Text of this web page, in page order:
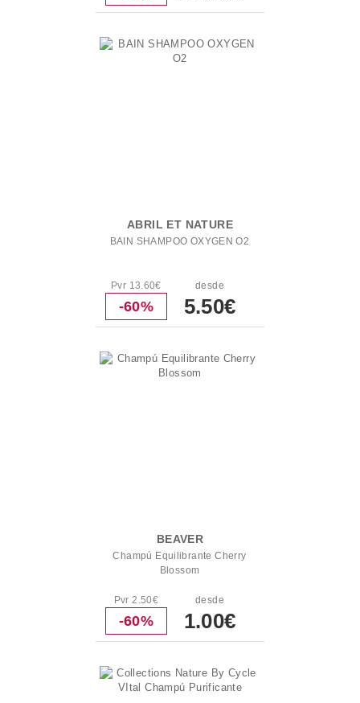
ABRIL ET NATURE
BAIN SHAMPOO OXYGEN O2
Pvr 13.60€
-60%
desde
5.50€
BEAVER
Champú Equilibrante Cherry
Blossom
Pvr 2.50€
-60%
desde
1.00€